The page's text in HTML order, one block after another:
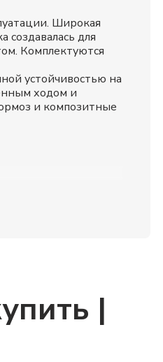
Широкая
создавалась для
Комплектуются
устойчивостью на
ходом и
и композитные
|